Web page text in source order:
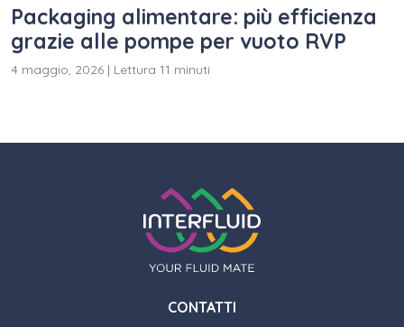
Packaging alimentare: più efficienza
grazie alle pompe per vuoto RVP
4 maggio, 2026 | Lettura 11 minuti
CONTATTI